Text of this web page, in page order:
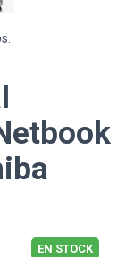
EN STOCK